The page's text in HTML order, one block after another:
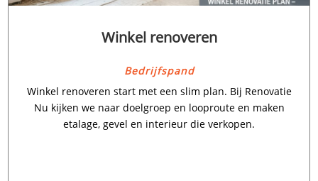
Winkel renoveren
Bedrijfspand
Winkel renoveren start met een slim plan.​ Bij Renovatie
Nu kijken we naar doelgroep en looproute en maken
etalage, gevel en interieur die verkopen.​